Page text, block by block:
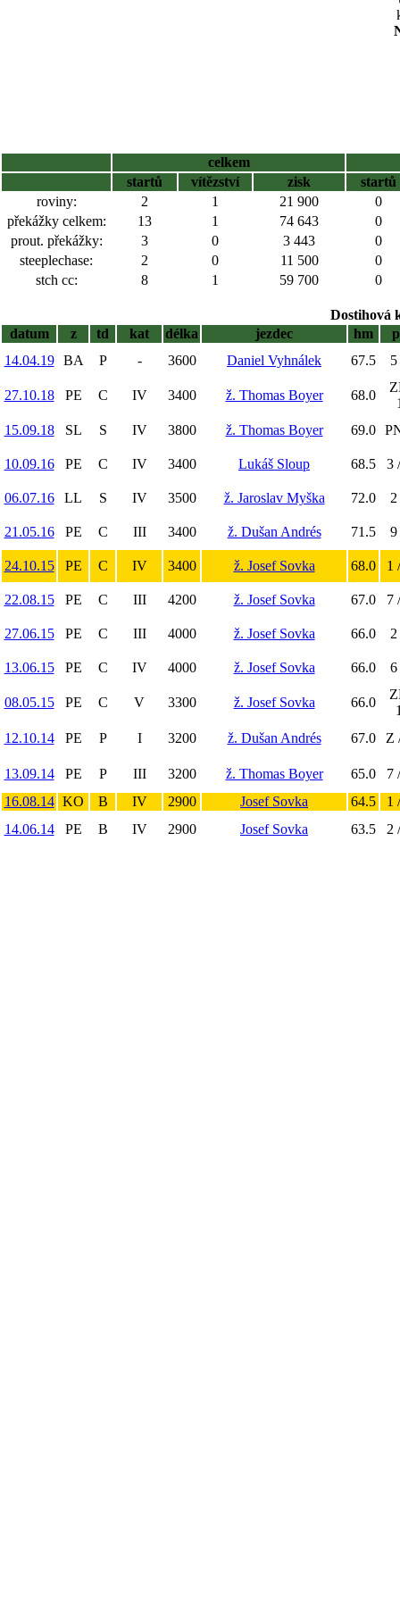
celkem
startů
vítězství zisk
startů
roviny:
2 1 21 900
0
překážky celkem:
13 1 74 643
0
prout. překážky:
3 0 3 443
0
steeplechase:
2 0 11 500
0
stch cc:
8 1 59 700 0
Dostihová
datum
z td kat délka jezdec hm
14.04.19
BA P - 3600 Daniel Vyhnálek 67.5
27.10.18 PE C IV 3400 ž. Thomas Boyer 68.0
15.09.18
SL S IV 3800 ž. Thomas Boyer 69.0
10.09.16 PE C IV 3400 Lukáš Sloup 68.5 3
06.07.16 LL S IV 3500 ž. Jaroslav Myška 72.0
21.05.16 PE C III 3400 ž. Dušan Andrés 71.5 9
24.10.15 PE C IV 3400 ž. Josef Sovka 68.0 1
22.08.15 PE C III 4200 ž. Josef Sovka 67.0 7
27.06.15 PE C III 4000 ž. Josef Sovka 66.0
13.06.15 PE C IV 4000 ž. Josef Sovka 66.0 6
08.05.15 PE C V 3300 ž. Josef Sovka 66.0
12.10.14
PE P I 3200 ž. Dušan Andrés 67.0 Z
13.09.14 PE P III 3200 ž. Thomas Boyer 65.0
7
16.08.14 KO B IV 2900 Josef Sovka 64.5
1
14.06.14
PE B IV 2900 Josef Sovka 63.5 2